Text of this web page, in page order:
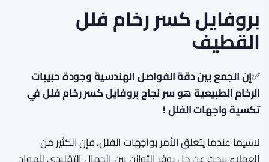
بروفايل كسر رخام فلل
القطيف
✅إن الجمع بين دقة الفواصل الهندسية وجودة حبيبات
الرخام الطبيعية هو سر نجاح بروفايل كسر رخام فلل في
تكسية واجهات الفلل !
لاسيما عندما يتعلق الأمر بواجهات الفلل، فإن الكثير من